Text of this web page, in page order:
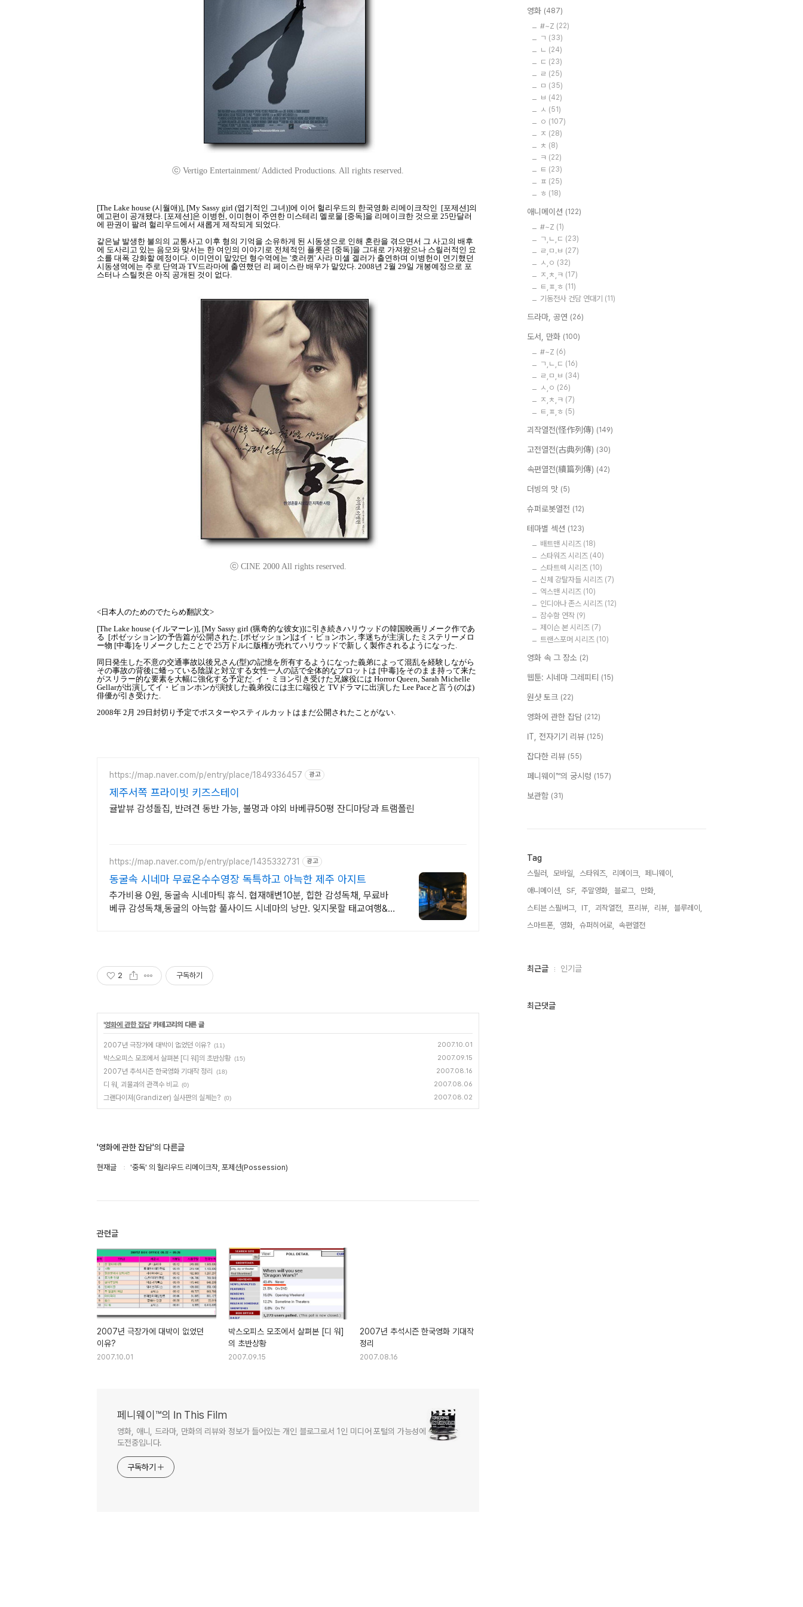
ⓒ Vertigo Entertainment/ Addicted Productions. All rights reserved.
[The Lake house (시월애)], [My Sassy girl (엽기적인 그녀)]에 이어 헐리우드의 한국영화 리메이크작인 [포제션]의
예고편이 공개됐다. [포제션]은 이병헌, 이미현이 주연한 미스테리 멜로물 [중독]을 리메이크한 것으로 25만달러
에 판권이 팔려 헐리우드에서 새롭게 제작되게 되었다.
같은날 발생한 불의의 교통사고 이후 형의 기억을 소유하게 된 시동생으로 인해 혼란을 겪으면서 그 사고의 배후
에 도사리고 있는 음모와 맞서는 한 여인의 이야기로 전체적인 플롯은 [중독]을 그대로 가져왔으나 스릴러적인 요
소를 대폭 강화할 예정이다. 이미연이 맡았던 형수역에는 '호러퀸' 사라 미셸 겔러가 출연하며 이병헌이 연기했던
시동생역에는 주로 단역과 TV드라마에 출연했던 리 페이스란 배우가 맡았다. 2008년 2월 29일 개봉예정으로 포
스터나 스틸컷은 아직 공개된 것이 없다.
ⓒ CINE 2000 All rights reserved.
<日本人のためのでたらめ翻訳文>
[The Lake house (イルマーレ)], [My Sassy girl (猟奇的な彼女)]に引き続きハリウッドの韓国映画リメーク作であ
る [ポゼッション]の予告篇が公開された. [ポゼッション]はイ・ビョンホン, 李迷ちが主演したミステリーメロ
ー物 [中毒]をリメークしたことで 25万ドルに版権が売れてハリウッドで新しく製作されるようになった.
同日発生した不意の交通事故以後兄さん(型)の記憶を所有するようになった義弟によって混乱を経験しながら
その事故の背後に蟠っている陰謀と対立する女性一人の話で全体的なプロットは [中毒]をそのまま持って来た
がスリラー的な要素を大幅に強化する予定だ. イ・ミヨン引き受けた兄嫁役には Horror Queen, Sarah Michelle
Gellarが出演してイ・ビョンホンが演技した義弟役には主に端役と TVドラマに出演した Lee Paceと言う(のは)
俳優が引き受けた.
2008年 2月 29日封切り予定でポスターやスティルカットはまだ公開されたことがない.
https://map.naver.com/p/entry/place/1849336457 광고
제주서쪽 프라이빗 키즈스테이
귤밭뷰 감성돌집, 반려견 동반 가능, 불멍과 야외 바베큐50평 잔디마당과 트램폴린
https://map.naver.com/p/entry/place/1435332731 광고
동굴속 시네마 무료온수수영장 독특하고 아늑한 제주 아지트
추가비용 0원, 동굴속 시네마틱 휴식. 협재해변10분, 힙한 감성독채, 무료바
베큐 감성독채,동굴의 아늑함 풀사이드 시네마의 낭만. 잊지못할 태교여행&
2 구독하기
'영화에 관한 잡담' 카테고리의 다른 글
2007년 극장가에 대박이 없었던 이유? (11) 2007.10.01
박스오피스 모조에서 살펴본 [디 워]의 초반상황 (15) 2007.09.15
2007년 추석시즌 한국영화 기대작 정리 (18) 2007.08.16
디 워, 괴물과의 관객수 비교 (0) 2007.08.06
그랜다이져(Grandizer) 실사판의 실체는? (0) 2007.08.02
'영화에 관한 잡담'의 다른글
현재글 '중독' 의 헐리우드 리메이크작, 포제션(Possession)
관련글
2007년 극장가에 대박이 없었던
이유?
2007.10.01
박스오피스 모조에서 살펴본 [디 워]
의 초반상황
2007.09.15
2007년 추석시즌 한국영화 기대작
정리
2007.08.16
페니웨이™의 In This Film
영화, 애니, 드라마, 만화의 리뷰와 정보가 들어있는 개인 블로그로서 1인 미디어 포털의 가능성에
도전중입니다.
구독하기
영화 (487)
#~Z (22)
ㄱ (33)
ㄴ (24)
ㄷ (23)
ㄹ (25)
ㅁ (35)
ㅂ (42)
ㅅ (51)
ㅇ (107)
ㅈ (28)
ㅊ (8)
ㅋ (22)
ㅌ (23)
ㅍ (25)
ㅎ (18)
애니메이션 (122)
#~Z (1)
ㄱ,ㄴ,ㄷ (23)
ㄹ,ㅁ.ㅂ (27)
ㅅ,ㅇ (32)
ㅈ,ㅊ,ㅋ (17)
ㅌ,ㅍ,ㅎ (11)
기동전사 건담 연대기 (11)
드라마, 공연 (26)
도서, 만화 (100)
#~Z (6)
ㄱ,ㄴ,ㄷ (16)
ㄹ,ㅁ,ㅂ (34)
ㅅ,ㅇ (26)
ㅈ,ㅊ,ㅋ (7)
ㅌ,ㅍ,ㅎ (5)
괴작열전(怪作列傳) (149)
고전열전(古典列傳) (30)
속편열전(續篇列傳) (42)
더빙의 맛 (5)
슈퍼로봇열전 (12)
테마별 섹션 (123)
배트맨 시리즈 (18)
스타워즈 시리즈 (40)
스타트렉 시리즈 (10)
신체 강탈자들 시리즈 (7)
엑스맨 시리즈 (10)
인디아나 존스 시리즈 (12)
잠수함 연작 (9)
제이슨 본 시리즈 (7)
트랜스포머 시리즈 (10)
영화 속 그 장소 (2)
웹툰: 시네마 그레피티 (15)
원샷 토크 (22)
영화에 관한 잡담 (212)
IT, 전자기기 리뷰 (125)
잡다한 리뷰 (55)
페니웨이™의 궁시렁 (157)
보관함 (31)
Tag
스릴러, 모바일, 스타워즈, 리메이크,
페니웨이,
애니메이션,
SF, 주말영화, 블로그,
만화,
스티븐 스필버그,
IT, 괴작열전, 프리뷰, 리뷰,
블루레이,
스마트폰,
영화, 슈퍼히어로, 속편열전,
최
인
최근글 인기글
최근댓글